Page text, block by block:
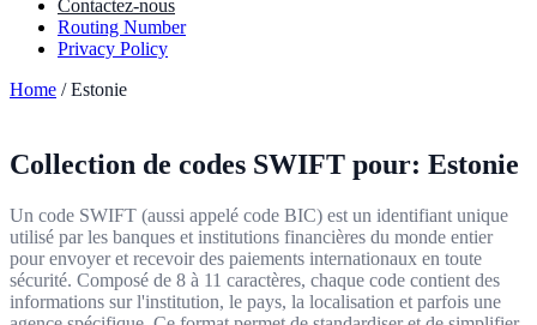
Contactez-nous
Routing Number
Privacy Policy
Home / Estonie
Collection de codes SWIFT pour: Estonie
Un code SWIFT (aussi appelé code BIC) est un identifiant unique
utilisé par les banques et institutions financières du monde entier
pour envoyer et recevoir des paiements internationaux en toute
sécurité. Composé de 8 à 11 caractères, chaque code contient des
informations sur l'institution, le pays, la localisation et parfois une